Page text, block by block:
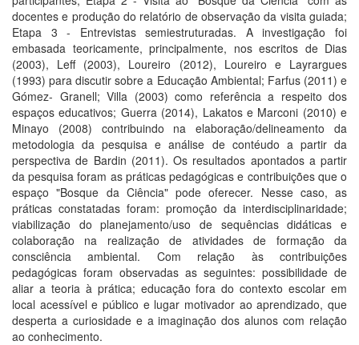
docentes e produção do relatório de observação da visita guiada;
Etapa 3 - Entrevistas semiestruturadas. A investigação foi
embasada teoricamente, principalmente, nos escritos de Dias
(2003), Leff (2003), Loureiro (2012), Loureiro e Layrargues
(1993) para discutir sobre a Educação Ambiental; Farfus (2011) e
Gómez- Granell; Villa (2003) como referência a respeito dos
espaços educativos; Guerra (2014), Lakatos e Marconi (2010) e
Minayo (2008) contribuindo na elaboração/delineamento da
metodologia da pesquisa e análise de contéudo a partir da
perspectiva de Bardin (2011). Os resultados apontados a partir
da pesquisa foram as práticas pedagógicas e contribuições que o
espaço "Bosque da Ciência" pode oferecer. Nesse caso, as
práticas constatadas foram: promoção da interdisciplinaridade;
viabilização do planejamento/uso de sequências didáticas e
colaboração na realização de atividades de formação da
consciência ambiental. Com relação às contribuições
pedagógicas foram observadas as seguintes: possibilidade de
aliar a teoria à prática; educação fora do contexto escolar em
local acessível e público e lugar motivador ao aprendizado, que
desperta a curiosidade e a imaginação dos alunos com relação
ao conhecimento.